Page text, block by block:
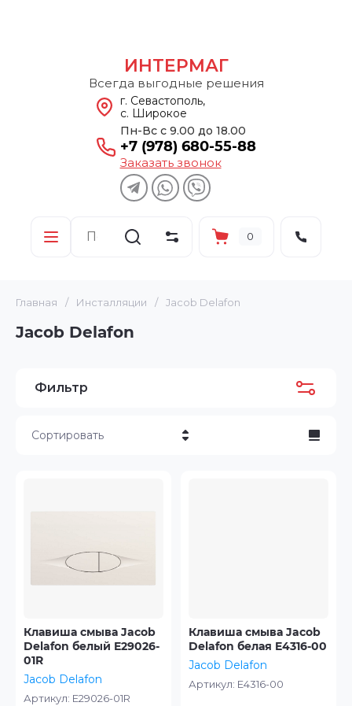
ИНТЕРМАГ
Всегда выгодные решения
г. Севастополь,
с. Широкое
Пн-Вс с 9.00 до 18.00
+7 (978) 680-55-88
Заказать звонок
0
Главная / Инсталляции / Jacob Delafon
Jacob Delafon
Фильтр
Сортировать
Название - А-Я
Клавиша смыва Jacob
Delafon белый E29026-
01R
Jacob Delafon
Артикул: E29026-01R
Клавиша смыва Jacob
Delafon белая E4316-00
Jacob Delafon
Артикул: E4316-00